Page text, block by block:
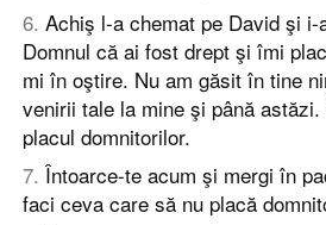
6. Achiş l-a chemat pe David şi
Domnul că ai fost drept şi îmi
mi în oştire. Nu am găsit în tine
venirii tale la mine şi până
placul domnitorilor.
7. Întoarce-te acum şi mergi în
faci ceva care să nu placă